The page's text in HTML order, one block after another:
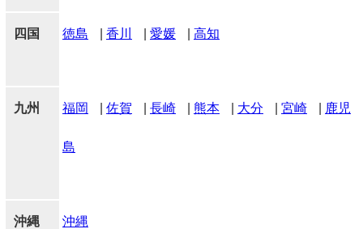
四国 徳島 香川 愛媛 高知
九州 福岡 佐賀 長崎 熊本 大分 宮崎 鹿児
島
沖縄 沖縄